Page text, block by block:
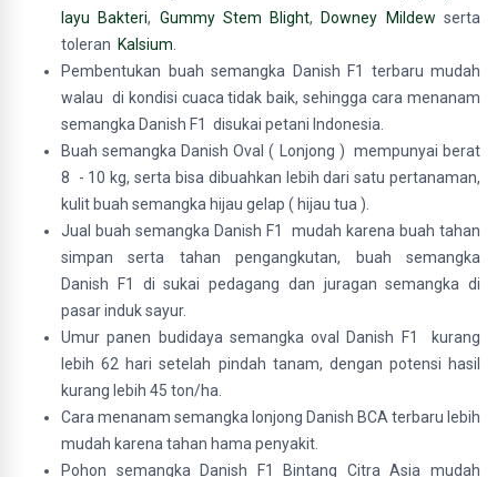
layu Bakteri, Gummy Stem Blight, Downey Mildew serta
toleran Kalsium
Pembentukan buah semangka Danish F1 terbaru mudah
walau di kondisi cuaca tidak baik, sehingga cara menanam
semangka Danish F1 disukai petani Indonesia.
Buah semangka Danish Oval ( Lonjong ) mempunyai berat
8 - 10 kg, serta bisa dibuahkan lebih dari satu pertanaman,
kulit buah semangka hijau gelap ( hijau tua ).
Jual buah semangka Danish F1 mudah karena buah tahan
simpan serta tahan pengangkutan, buah semangka
Danish F1 di sukai pedagang dan juragan semangka di
pasar induk sayur.
Umur panen budidaya semangka oval Danish F1 kurang
lebih 62 hari setelah pindah tanam, dengan potensi hasil
kurang lebih 45 ton/ha.
Cara menanam semangka lonjong Danish BCA terbaru lebih
mudah karena tahan hama penyakit.
Pohon semangka Danish F1 Bintang Citra Asia mudah